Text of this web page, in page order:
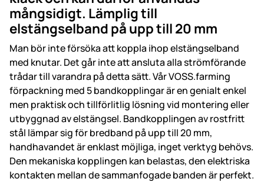
mångsidigt. Lämplig till
elstängselband på upp till 20 mm
Man bör inte försöka att koppla ihop elstängselband
med knutar. Det går inte att ansluta alla strömförande
trådar till varandra på detta sätt. Vår VOSS.farming
förpackning med 5 bandkopplingar är en genialt enkel
men praktisk och tillförlitlig lösning vid montering eller
utbyggnad av elstängsel. Bandkopplingen av rostfritt
stål lämpar sig för bredband på upp till 20 mm,
handhavandet är enklast möjliga, inget verktyg behövs.
Den mekaniska kopplingen kan belastas, den elektriska
kontakten mellan de sammanfogade banden är perfekt.